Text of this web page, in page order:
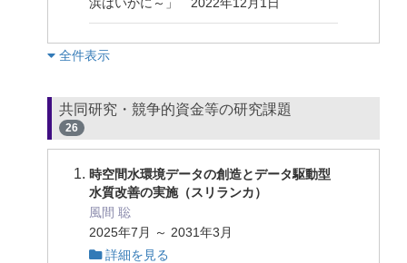
︎全件表示
共同研究・競争的資金等の研究課題
26
時空間水環境データの創造とデータ駆動型
水質改善の実施（スリランカ）
風間 聡
2025年7月 ～ 2031年3月
詳細を見る